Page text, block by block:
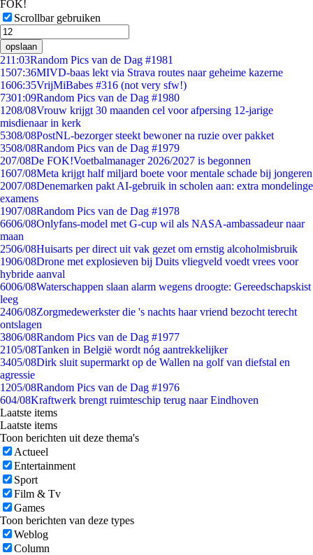
FOK!
Scrollbar gebruiken
opslaan
211:03Random Pics van de Dag #1981
1507:36MIVD-baas lekt via Strava routes naar geheime kazerne
1606:35VrijMiBabes #316 (not very sfw!)
7301:09Random Pics van de Dag #1980
1208/08Vrouw krijgt 30 maanden cel voor afpersing 12-jarige
misdienaar in kerk
5308/08PostNL-bezorger steekt bewoner na ruzie over pakket
3508/08Random Pics van de Dag #1979
207/08De FOK!Voetbalmanager 2026/2027 is begonnen
1607/08Meta krijgt half miljard boete voor mentale schade bij jongeren
2007/08Denemarken pakt AI-gebruik in scholen aan: extra mondelinge
examens
1907/08Random Pics van de Dag #1978
6606/08Onlyfans-model met G-cup wil als NASA-ambassadeur naar
maan
2506/08Huisarts per direct uit vak gezet om ernstig alcoholmisbruik
1906/08Drone met explosieven bij Duits vliegveld voedt vrees voor
hybride aanval
6006/08Waterschappen slaan alarm wegens droogte: Gereedschapskist
leeg
2406/08Zorgmedewerkster die 's nachts haar vriend bezocht terecht
ontslagen
3806/08Random Pics van de Dag #1977
2105/08Tanken in België wordt nóg aantrekkelijker
3405/08Dirk sluit supermarkt op de Wallen na golf van diefstal en
agressie
1205/08Random Pics van de Dag #1976
604/08Kraftwerk brengt ruimteschip terug naar Eindhoven
Laatste items
Laatste items
Toon berichten uit deze thema's
Actueel
Entertainment
Sport
Film & Tv
Games
Toon berichten van deze types
Weblog
Column